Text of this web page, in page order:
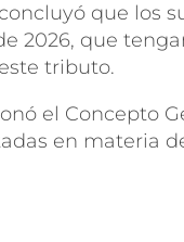
que los
2026, que
tributo.
el Concepto
en materia